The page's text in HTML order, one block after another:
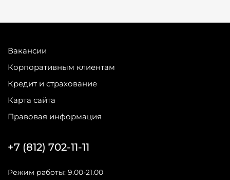
Вакансии
Корпоративным клиентам
Кредит и страхование
Карта сайта
Правовая информация
+7 (812) 702-11-11
Режим работы: 9.00-21.00